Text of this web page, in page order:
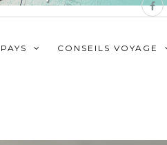
PAYS CONSEILS VOYAGE